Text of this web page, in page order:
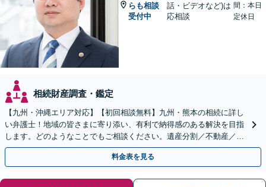
らも相談
受付中
話・ビデオなど)は
応相談
間：本日
定休日
相続財産調査・鑑定
【九州・沖縄エリア対応】【初回相談無料】九州・熊本の相続に詳し
い弁護士！地域の皆さまに寄り添い、有利で納得感のある解決を目指
します。どのようなことでもご相談ください。遺産分割／不動産／遺
言書／使い込み／寄与分／遺留分／相続放棄【完全個室】
料金表を見る